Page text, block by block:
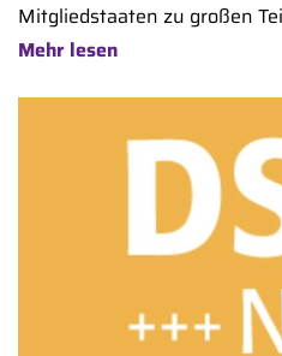
Mitgliedstaaten zu großen
Mehr lesen